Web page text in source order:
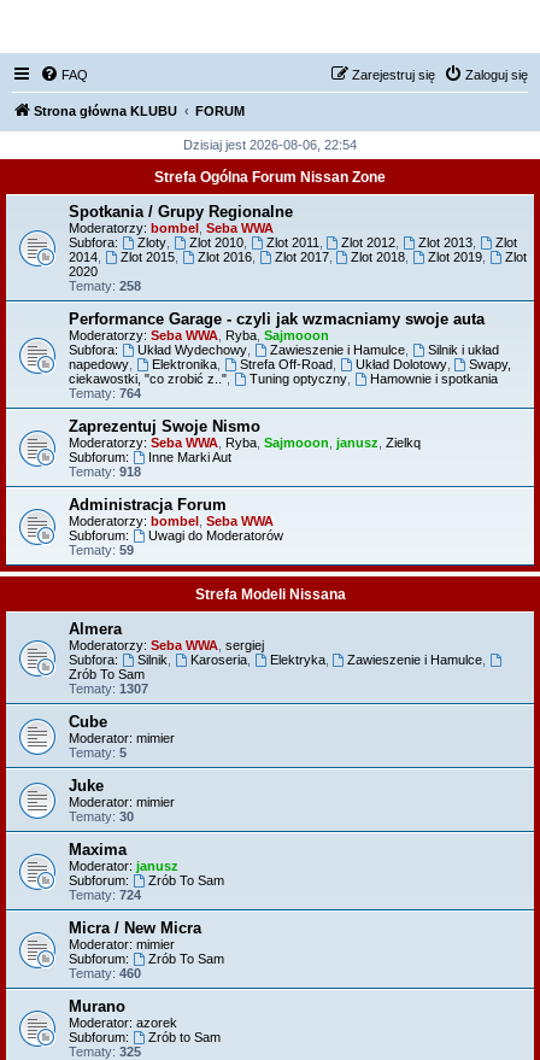
FAQ Zaloguj się
Zarejestruj się
Strona główna KLUBU FORUM
Dzisiaj jest 2026-08-06, 22:54
Strefa Ogólna Forum Nissan Zone
Spotkania / Grupy Regionalne
Moderatorzy: bombel Seba WWA
Subfora:
Zloty, Zlot 2010, Zlot 2011 Zlot 2012 Zlot 2013
Zlot
2014
Zlot 2015, Zlot 2016, Zlot 2017, Zlot 2018 Zlot 2019
Zlot
2020
Tematy: 258
Performance Garage - czyli jak wzmacniamy swoje auta
Moderatorzy: Seba WWA Ryba Sajmooon
Subfora:
Układ Wydechowy, Zawieszenie i Hamulce,
Silnik i układ
napedowy
Elektronika, Strefa Off-Road, Układ Dolotowy,
Swapy,
ciekawostki, "co zrobić z.."
Tuning optyczny,
Hamownie i spotkania
Tematy: 764
Zaprezentuj Swoje Nismo
Moderatorzy: Seba WWA Ryba Sajmooon janusz Zielkq
Subforum:
Inne Marki Aut
Tematy: 918
Administracja Forum
Moderatorzy: bombel Seba WWA
Subforum:
Uwagi do Moderatorów
Tematy: 59
Strefa Modeli Nissana
Almera
Moderatorzy: Seba WWA sergiej
Subfora:
Silnik Karoseria, Elektryka, Zawieszenie i Hamulce
Zrób To Sam
Tematy: 1307
Cube
Moderator: mimier
Tematy: 5
Juke
Moderator: mimier
Tematy: 30
Maxima
Moderator: janusz
Subforum:
Zrób To Sam
Tematy: 724
Micra / New Micra
Moderator: mimier
Subforum:
Zrób To Sam
Tematy: 460
Murano
Moderator: azorek
Subforum:
Zrób to Sam
Tematy: 325